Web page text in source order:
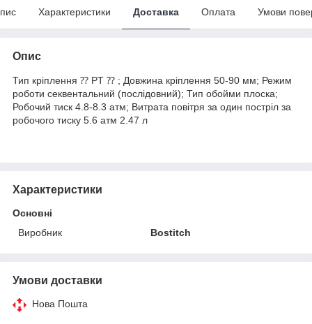
Характеристики Доставка Оплата Умови
Опис
Тип кріплення ⁇ PT ⁇ ; Довжина кріплення 50-90 мм; Режим
роботи секвентальний (послідовний); Тип обойми плоска;
Робочий тиск 4.8-8.3 атм; Витрата повітря за один постріл за
робочого тиску 5.6 атм 2.47 л
Характеристики
Основні
Виробник
Bostitch
Умови доставки
Нова Пошта